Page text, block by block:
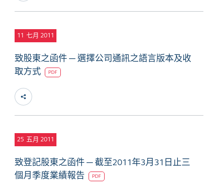
11 七月 2011
致股東之函件 ─ 選擇公司通訊之語言版本及收
取方式
PDF
25 五月 2011
致登記股東之函件 ─ 截至2011年3月31日止三
個月季度業績報告
PDF